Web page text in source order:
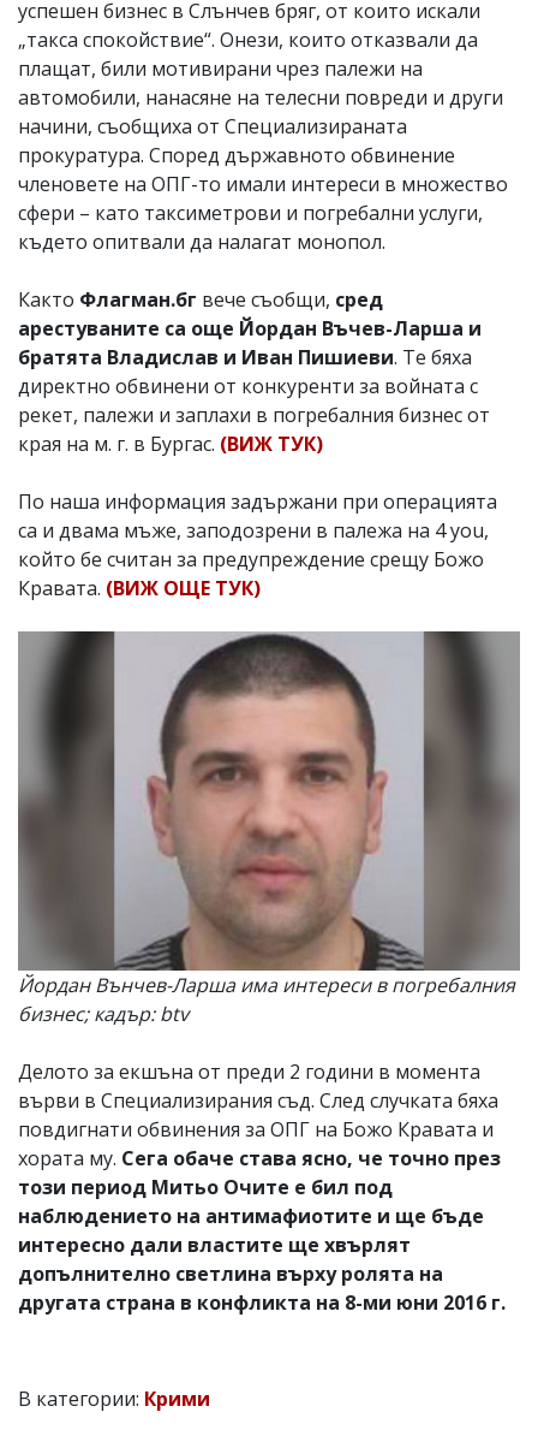
успешен бизнес в Слънчев бряг, от които искали
„такса спокойствие“. Онези, които отказвали да
плащат, били мотивирани чрез палежи на
автомобили, нанасяне на телесни повреди и други
начини, съобщиха от Специализираната
прокуратура. Според държавното обвинение
членовете на ОПГ-то имали интереси в множество
сфери – като таксиметрови и погребални услуги,
където опитвали да налагат монопол.
Както Флагман.бг вече съобщи, сред
арестуваните са още Йордан Въчев-Ларша и
братята Владислав и Иван Пишиеви. Те бяха
директно обвинени от конкуренти за войната с
рекет, палежи и заплахи в погребалния бизнес от
края на м. г. в Бургас. (ВИЖ ТУК)
По наша информация задържани при операцията
са и двама мъже, заподозрени в палежа на 4 you,
който бе считан за предупреждение срещу Божо
Кравата. (ВИЖ ОЩЕ ТУК)
Йордан Вънчев-Ларша има интереси в погребалния
бизнес; кадър: btv
Делото за екшъна от преди 2 години в момента
върви в Специализирания съд. След случката бяха
повдигнати обвинения за ОПГ на Божо Кравата и
хората му. Сега обаче става ясно, че точно през
този период Митьо Очите е бил под
наблюдението на антимафиотите и ще бъде
интересно дали властите ще хвърлят
допълнително светлина върху ролята на
другата страна в конфликта на 8-ми юни 2016 г.
В категории: Крими